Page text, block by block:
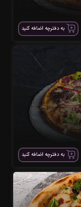
به دفترچه اضافه کنید
به دفترچه اضافه کنید